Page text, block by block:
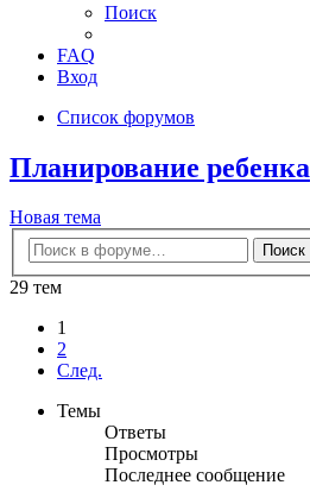
Поиск
FAQ
Вход
Список форумов
Планирование ребенка
Новая тема
Поиск
29 тем
1
2
След.
Темы
Ответы
Просмотры
Последнее сообщение